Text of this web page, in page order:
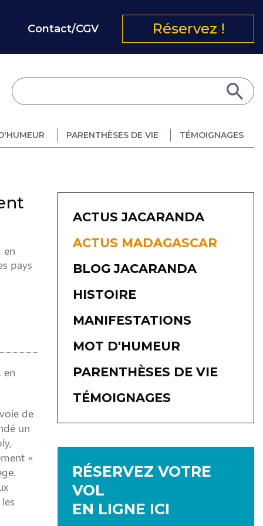
Contact/CGV Réservez !
PARENTHÈSES DE VIE TÉMOIGNAGES
en
pays
en
de
un
»
ACTUS JACARANDA
ACTUS MADAGASCAR
BLOG JACARANDA
HISTOIRE
MANIFESTATIONS
MOT D'HUMEUR
PARENTHÈSES DE VIE
TÉMOIGNAGES
RÉSERVEZ VOTRE
VOL
EN LIGNE ICI